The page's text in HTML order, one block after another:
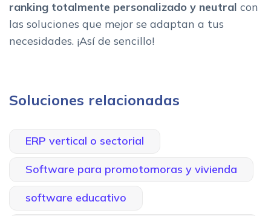
ranking totalmente personalizado y neutral con
las soluciones que mejor se adaptan a tus
necesidades. ¡Así de sencillo!
Soluciones relacionadas
ERP vertical o sectorial
Software para promotomoras y vivienda
software educativo